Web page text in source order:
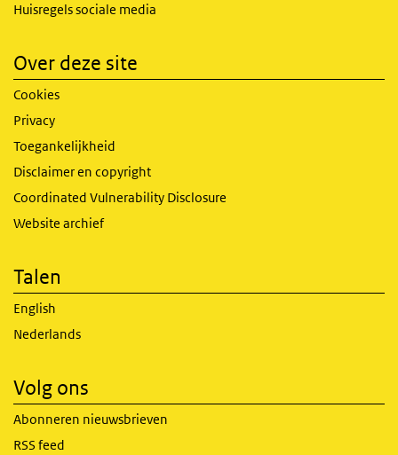
Huisregels sociale media
Over deze site
Cookies
Privacy
Toegankelijkheid
Disclaimer en copyright
Coordinated Vulnerability Disclosure
Website archief
Talen
English
Nederlands
Volg ons
Abonneren nieuwsbrieven
RSS feed